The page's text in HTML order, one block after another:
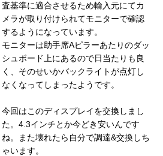
査基準に適合させるため輸入元にてカ
メラが取り付けられてモニターで確認
するようになっています。
モニターは助手席Aピラーあたりのダッ
シュボード上にあるので日当たりも良
く、そのせいかバックライトが点灯し
なくなってしまったようです。
今回はこのディスプレイを交換しまし
た。4.3インチとか今どき安いんです
ね。また壊れたら自分で調達&交換しち
ゃいます。